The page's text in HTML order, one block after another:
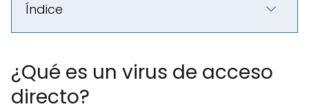
Índice
¿Qué es un virus de acceso
directo?